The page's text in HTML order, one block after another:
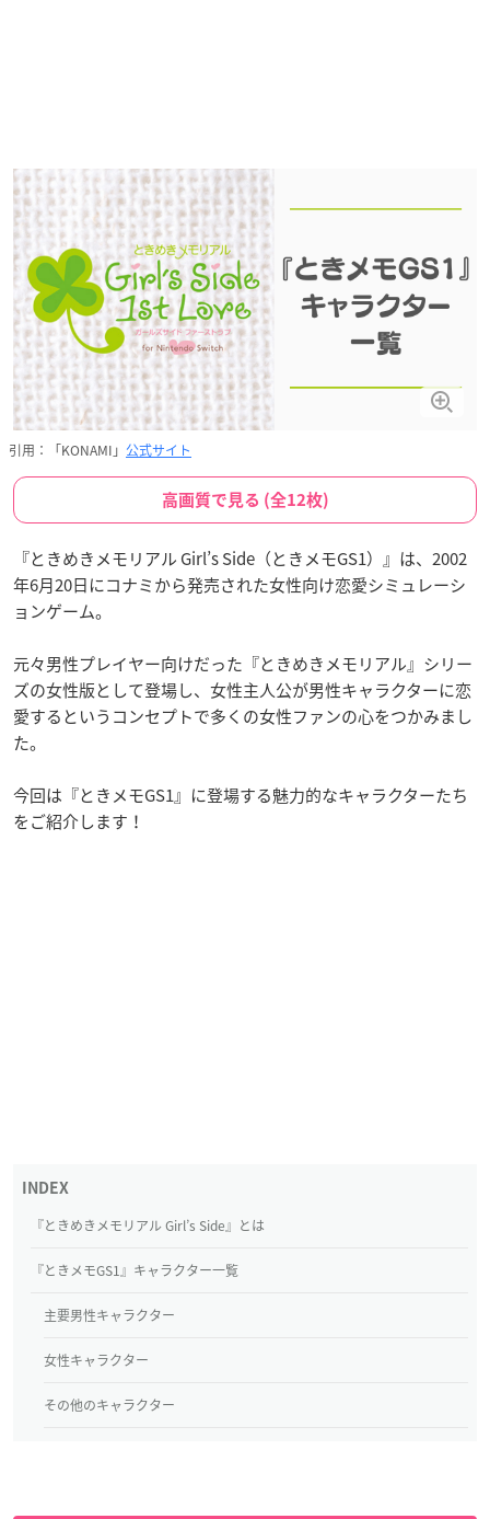
引用：「KONAMI」 公式サイト
高画質で見る (全12枚)
『ときめきメモリアル Girl’s Side（ときメモGS1）』は、2002
年6月20日にコナミから発売された女性向け恋愛シミュレーシ
ョンゲーム。
元々男性プレイヤー向けだった『ときめきメモリアル』シリー
ズの女性版として登場し、女性主人公が男性キャラクターに恋
愛するというコンセプトで多くの女性ファンの心をつかみまし
た。
今回は『ときメモGS1』に登場する魅力的なキャラクターたち
をご紹介します！
『ときめきメモリアル Girl’s Side』とは
『ときメモGS1』キャラクター一覧
主要男性キャラクター
女性キャラクター
その他のキャラクター